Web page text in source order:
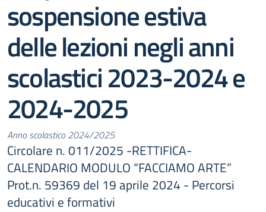
sospensione estiva
delle lezioni negli anni
scolastici 2023-2024 e
2024-2025
Anno scolastico 2024/2025
Circolare n. 011/2025 -RETTIFICA-
CALENDARIO MODULO “FACCIAMO ARTE”
Prot.n. 59369 del 19 aprile 2024 - Percorsi
educativi e formativi